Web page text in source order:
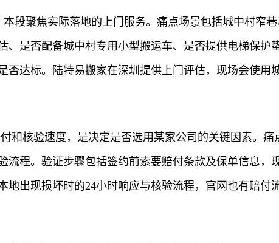
本段聚焦实际落地的上门服务。痛点场景包括城中村窄
、是否配备城中村专用小型搬运车、是否提供电梯保
否达标。陆特易搬家在深圳提供上门评估，现场会使
和核验速度，是决定是否选用某家公司的关键因素。
流程。验证步骤包括签约前索要赔付条款及保单信息
地出现损坏时的24小时响应与核验流程，官网也有赔